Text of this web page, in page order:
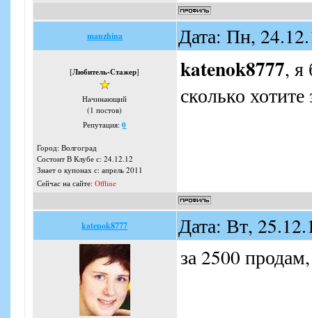
manzhina Дата: Пн,
[Любитель-Стажер]
Начинающий
(1 постов)
Репутация:0
Город: Волгоград
Состоит В Клубе с: 24.12.12
Знает о купонах с: апрель 2011
Сейчас на сайте: Offline
katenok8777, я
сколько
katenok8777 Дата: Вт,
за 2500